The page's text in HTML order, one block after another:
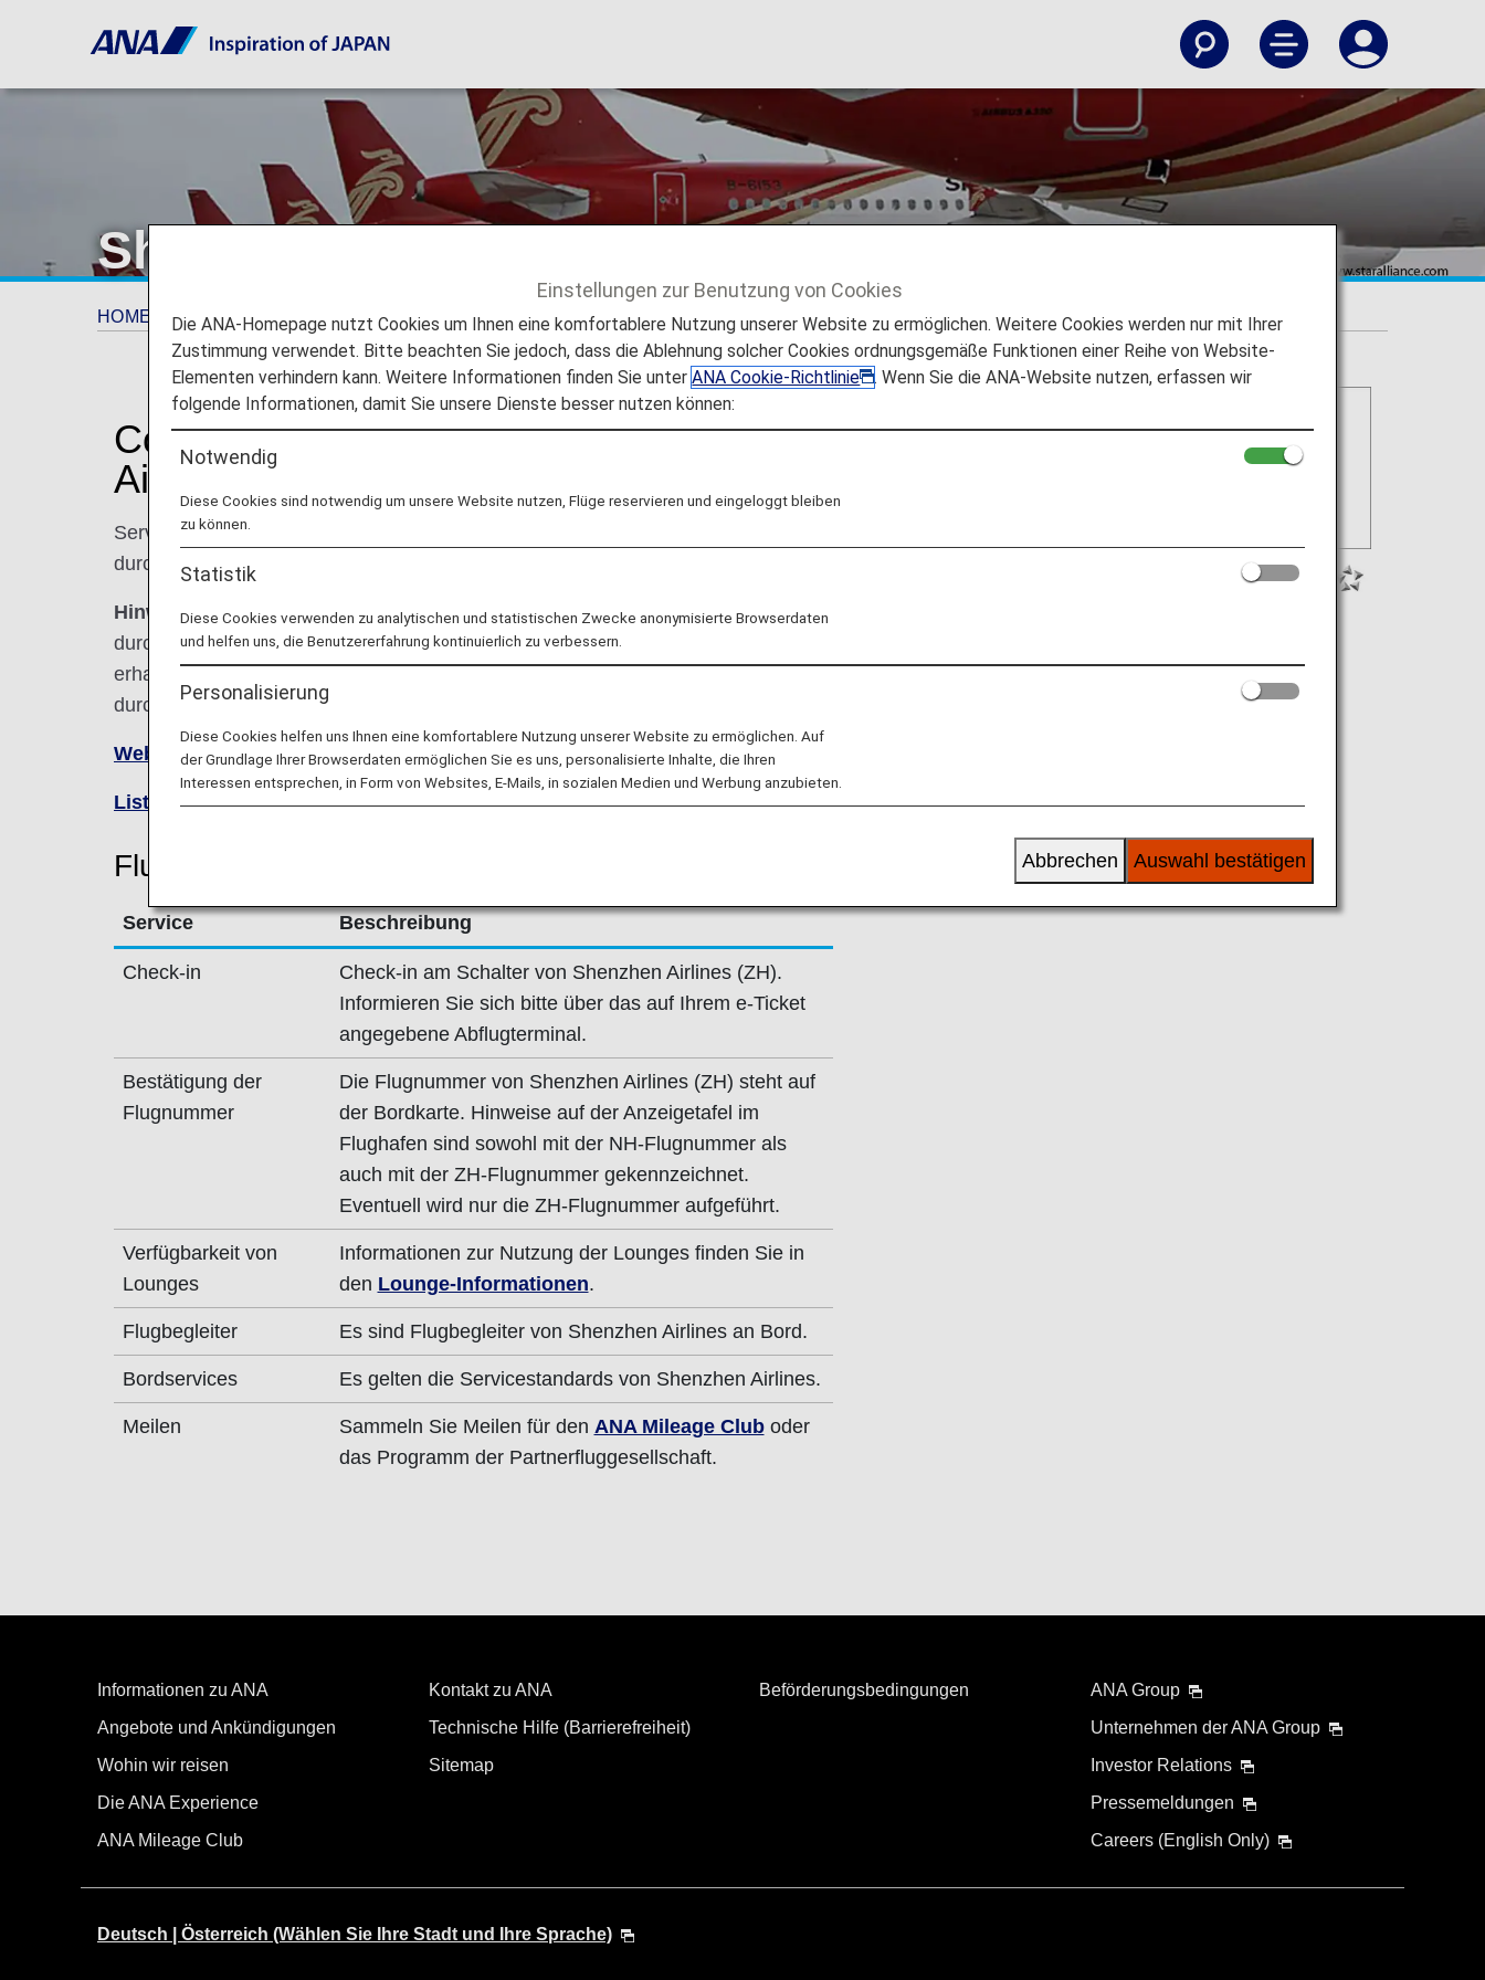
Shenzhen Airlines (ZH)
HOME Planen und Buchen Codeshare-Flüge Shenzhen Airlines (ZH)
Codeshare-Informationen für Shenzhen
Airlines
Services für von ANA durchgeführte Codeshare-Flüge werden von der
durchführenden Fluggesellschaft wie nachfolgend angegeben erbracht.
Hinweis:In den meisten Fällen gelten die Geschäftsbedingungen der
durchführenden Fluggesellschaft für Codeshare-Flüge. Weitere Informationen
erhalten Sie zum Zeitpunkt der Reservierung, oder Sie kontaktieren die
durchführende Fluggesellschaft direkt.
Website von Shenzhen Airlines besuchen .
Liste von Codeshare-Flügen.
Fluginformationen für Shenzhen Airlines (ZH)
Service Beschreibung
Check-in
Check-in am Schalter von Shenzhen Airlines (ZH).
Informieren Sie sich bitte über das auf Ihrem e-Ticket
angegebene Abflugterminal.
Bestätigung der
Flugnummer
Die Flugnummer von Shenzhen Airlines (ZH) steht auf
der Bordkarte. Hinweise auf der Anzeigetafel im
Flughafen sind sowohl mit der NH-Flugnummer als
auch mit der ZH-Flugnummer gekennzeichnet.
Eventuell wird nur die ZH-Flugnummer aufgeführt.
Verfügbarkeit von
Lounges
Informationen zur Nutzung der Lounges finden Sie in
den Lounge-Informationen.
Flugbegleiter Es sind Flugbegleiter von Shenzhen Airlines an Bord.
Bordservices Es gelten die Servicestandards von Shenzhen Airlines.
Meilen Sammeln Sie Meilen für den ANA Mileage Cluboder
das Programm der Partnerfluggesellschaft.
Informationen zu ANA
Angebote und Ankündigungen
Wohin wir reisen
Die ANA Experience
ANA Mileage Club
Kontakt zu ANA
Technische Hilfe (Barrierefreiheit)
Sitemap
Beförderungsbedingungen
ANA Group
Unternehmen der ANA Group
Investor Relations
Pressemeldungen
Careers (English Only)
Deutsch | Österreich (Wählen Sie Ihre Stadt und Ihre Sprache)
Einstellungen zur Benutzung von Cookies
Die ANA-Homepage nutzt Cookies um Ihnen eine komfortablere Nutzung unserer Website zu ermöglichen. Weitere Cookies werden nur mit Ihrer
Zustimmung verwendet. Bitte beachten Sie jedoch, dass die Ablehnung solcher Cookies ordnungsgemäße Funktionen einer Reihe von Website-
Elementen verhindern kann. Weitere Informationen finden Sie unterANA Cookie-Richtlinie
. Wenn Sie die ANA-Website nutzen, erfassen wir
folgende Informationen, damit Sie unsere Dienste besser nutzen können:
Notwendig
Diese Cookies sind notwendig um unsere Website nutzen, Flüge reservieren und eingeloggt bleiben
zu können.
Statistik
Diese Cookies verwenden zu analytischen und statistischen Zwecke anonymisierte Browserdaten
und helfen uns, die Benutzererfahrung kontinuierlich zu verbessern.
Personalisierung
Diese Cookies helfen uns Ihnen eine komfortablere Nutzung unserer Website zu ermöglichen. Auf
der Grundlage Ihrer Browserdaten ermöglichen Sie es uns, personalisierte Inhalte, die Ihren
Interessen entsprechen, in Form von Websites, E-Mails, in sozialen Medien und Werbung anzubieten.
Auswahl bestätigen
Abbrechen